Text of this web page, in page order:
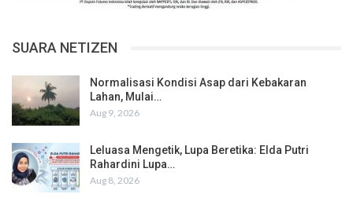
SUARA NETIZEN
Normalisasi Kondisi Asap dari Kebakaran
Lahan, Mulai…
Aug 9, 2026
Leluasa Mengetik, Lupa Beretika: Elda Putri
Rahardini Lupa…
Aug 8, 2026